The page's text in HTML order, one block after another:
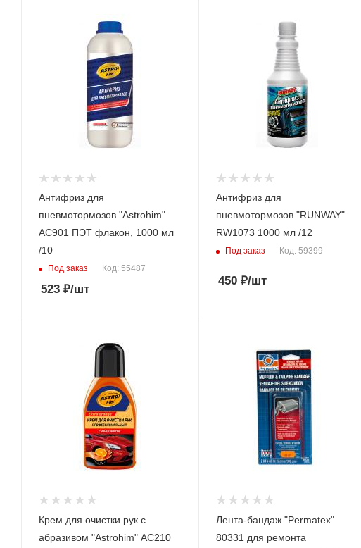
Антифриз для
пневмотормозов "Astrohim"
AC901 ПЭТ флакон, 1000 мл
/10
Под заказ Код: 55487
523 ₽/шт
Антифриз для
пневмотормозов "RUNWAY"
RW1073 1000 мл /12
Под заказ Код: 59399
450₽/шт
Крем для очистки рук с
абразивом "Astrohim" AC210
Лента-бандаж "Permatex"
80331 для ремонта